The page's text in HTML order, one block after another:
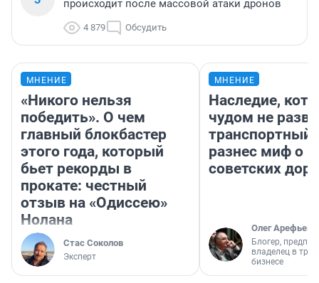
происходит после массовой атаки дронов
4 879 Обсудить
МНЕНИЕ
«Никого нельзя
победить». О чем
главный блокбастер
этого года, который
бьет рекорды в
прокате: честный
отзыв на «Одиссею»
Нолана
Стас Соколов
Эксперт
МНЕНИЕ
Наследие,
чудом не
транспортный
разнес миф о
советских
Олег Арефьев
Блогер,
владелец в
бизнесе